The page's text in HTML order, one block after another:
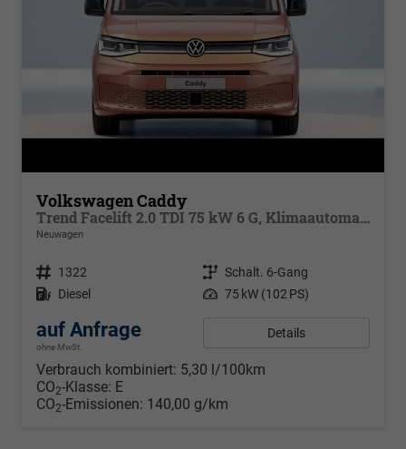
Volkswagen Caddy
Trend Facelift 2.0 TDI 75 kW 6 G, Klimaautomatik, 5 Sitze, Zuziehhilfe Schiebetüren + Heckklappe, PDC v+h, ACC, Side Assist Blind Spot, Ausparkhilfe, Ausstiegswarner, Digital Cockpit PRO, Radioanlage Navigationsvorbereituing,, Mittearmlehne verstellbar
Neuwagen
Fahrzeugnr. 1322 Getriebe Schalt. 6-Gang
Kraftstoff Diesel Leistung 75 kW (102 PS)
auf Anfrage
ohne MwSt.
Details
Verbrauch kombiniert: 5,30 l/100km
CO2-Klasse: E
CO2-Emissionen: 140,00 g/km